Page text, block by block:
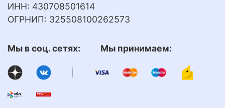
ИНН: 430708501614
ОГРНИП: 325508100262573
Мы в соц. сетях: Мы принимаем: